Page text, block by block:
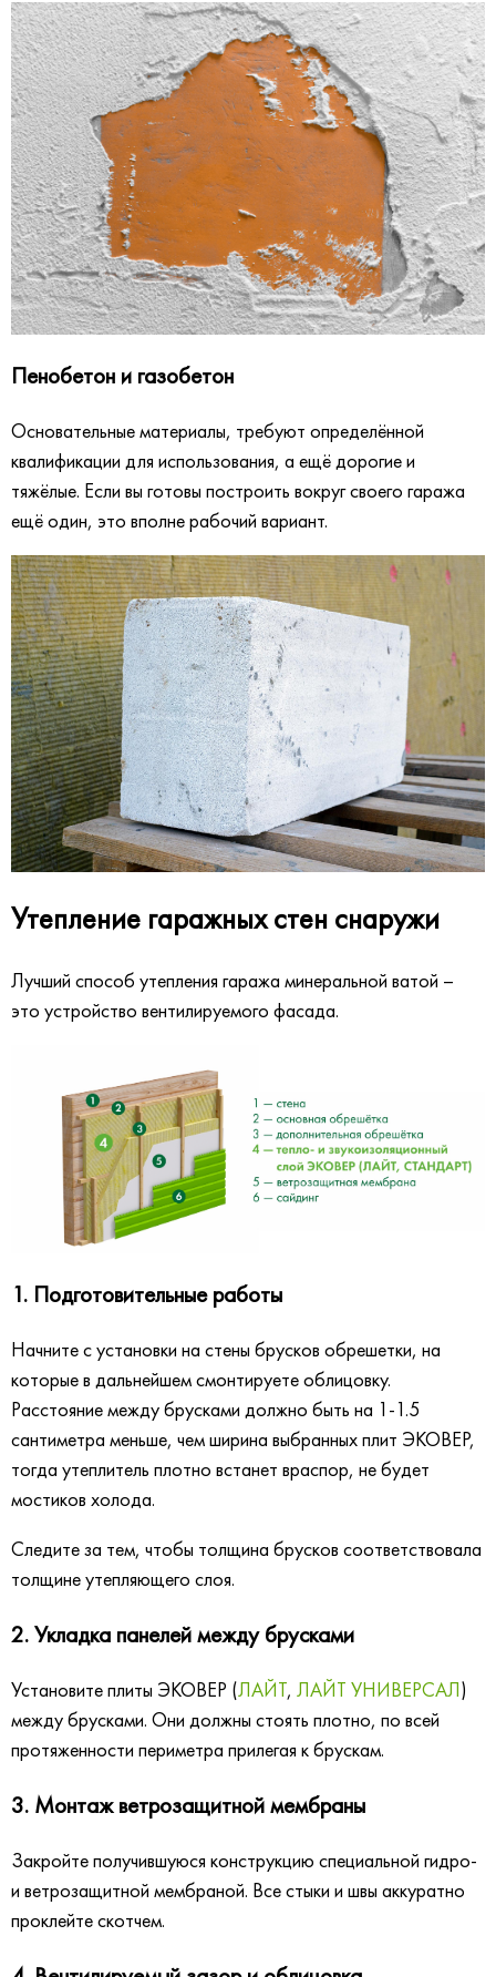
Пенобетон и газобетон
Основательные материалы, требуют определённой
квалификации для использования, а ещё дорогие и
тяжёлые. Если вы готовы построить вокруг своего гаража
ещё один, это вполне рабочий вариант.
Утепление гаражных стен снаружи
Лучший способ утепления гаража минеральной ватой –
это устройство вентилируемого фасада.
1. Подготовительные работы
Начните с установки на стены брусков обрешетки, на
которые в дальнейшем смонтируете облицовку.
Расстояние между брусками должно быть на 1-1.5
сантиметра меньше, чем ширина выбранных плит ЭКОВЕР,
тогда утеплитель плотно встанет враспор, не будет
мостиков холода.
Следите за тем, чтобы толщина брусков соответствовала
толщине утепляющего слоя.
2. Укладка панелей между брусками
Установите плиты ЭКОВЕР (ЛАЙТ, ЛАЙТ УНИВЕРСАЛ)
между брусками. Они должны стоять плотно, по всей
протяженности периметра прилегая к брускам.
3. Монтаж ветрозащитной мембраны
Закройте получившуюся конструкцию специальной гидро-
и ветрозащитной мембраной. Все стыки и швы аккуратно
проклейте скотчем.